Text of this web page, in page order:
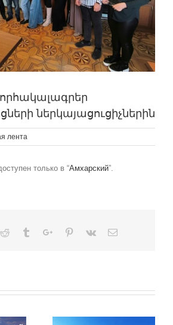
ներկայացուցիչներին
лента
только в “Амхарский”.
Reddit TumblrGoogle+Pinterest
Vk Email